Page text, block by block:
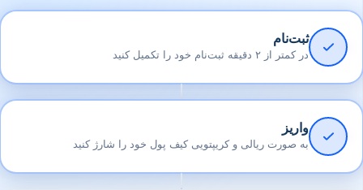
ثبت‌نام
در کمتر از ۲ دقیقه ثبت‌نام خود را تکمیل کنید
واریز
به صورت ریالی و کریپتویی کیف پول خود را شارژ کنید